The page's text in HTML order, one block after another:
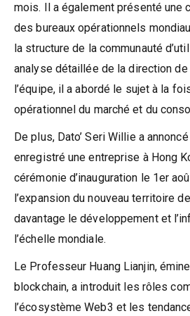
mois. Il a également présenté une
des bureaux opérationnels
la structure de la communauté
analyse détaillée de la direction
l’équipe, il a abordé le sujet à la
opérationnel du marché et du
De plus, Dato’ Seri Willie a
enregistré une entreprise à Hong
cérémonie d’inauguration le 1er
l’expansion du nouveau territoire
davantage le développement et
l’échelle mondiale.
Le Professeur Huang Lianjin,
blockchain, a introduit les rôles
l’écosystème Web3 et les